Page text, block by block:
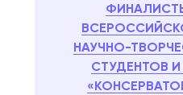
НАУЧНО-
СТУДЕНТОВ